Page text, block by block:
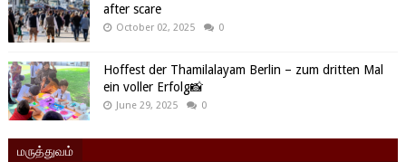
after scare
October 02, 2025 0
Hoffest der Thamilalayam Berlin – zum dritten Mal
ein voller Erfolg📸
June 29, 2025 0
மருத்துவம்